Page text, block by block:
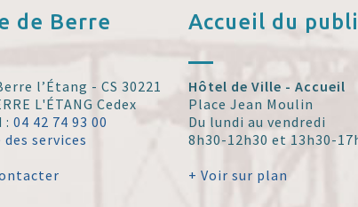
de Berre
l’Étang - CS 30221
L'ÉTANG Cedex
:04 42 74 93 00
services
Accueil du
Hôtel de Ville - Accueil
Place Jean Moulin
Du lundi au vendredi
8h30-12h30 et 13h30-
+ Voir sur plan